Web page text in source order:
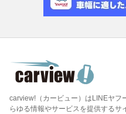
carview!（カービュー）はLINEヤフ
らゆる情報やサービスを提供する